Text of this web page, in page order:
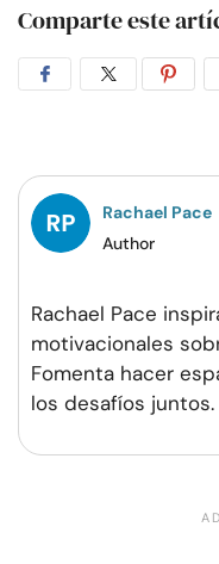
Comparte este
Compartir
Rachael Pace
Author
Rachael Pace
motivacionales
Fomenta hacer
los desafíos juntos.